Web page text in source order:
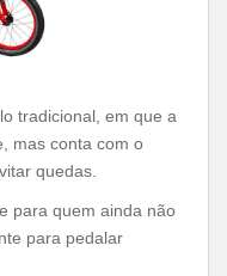
tradicional, em que a
mas conta com o
quedas.
para quem ainda não
para pedalar